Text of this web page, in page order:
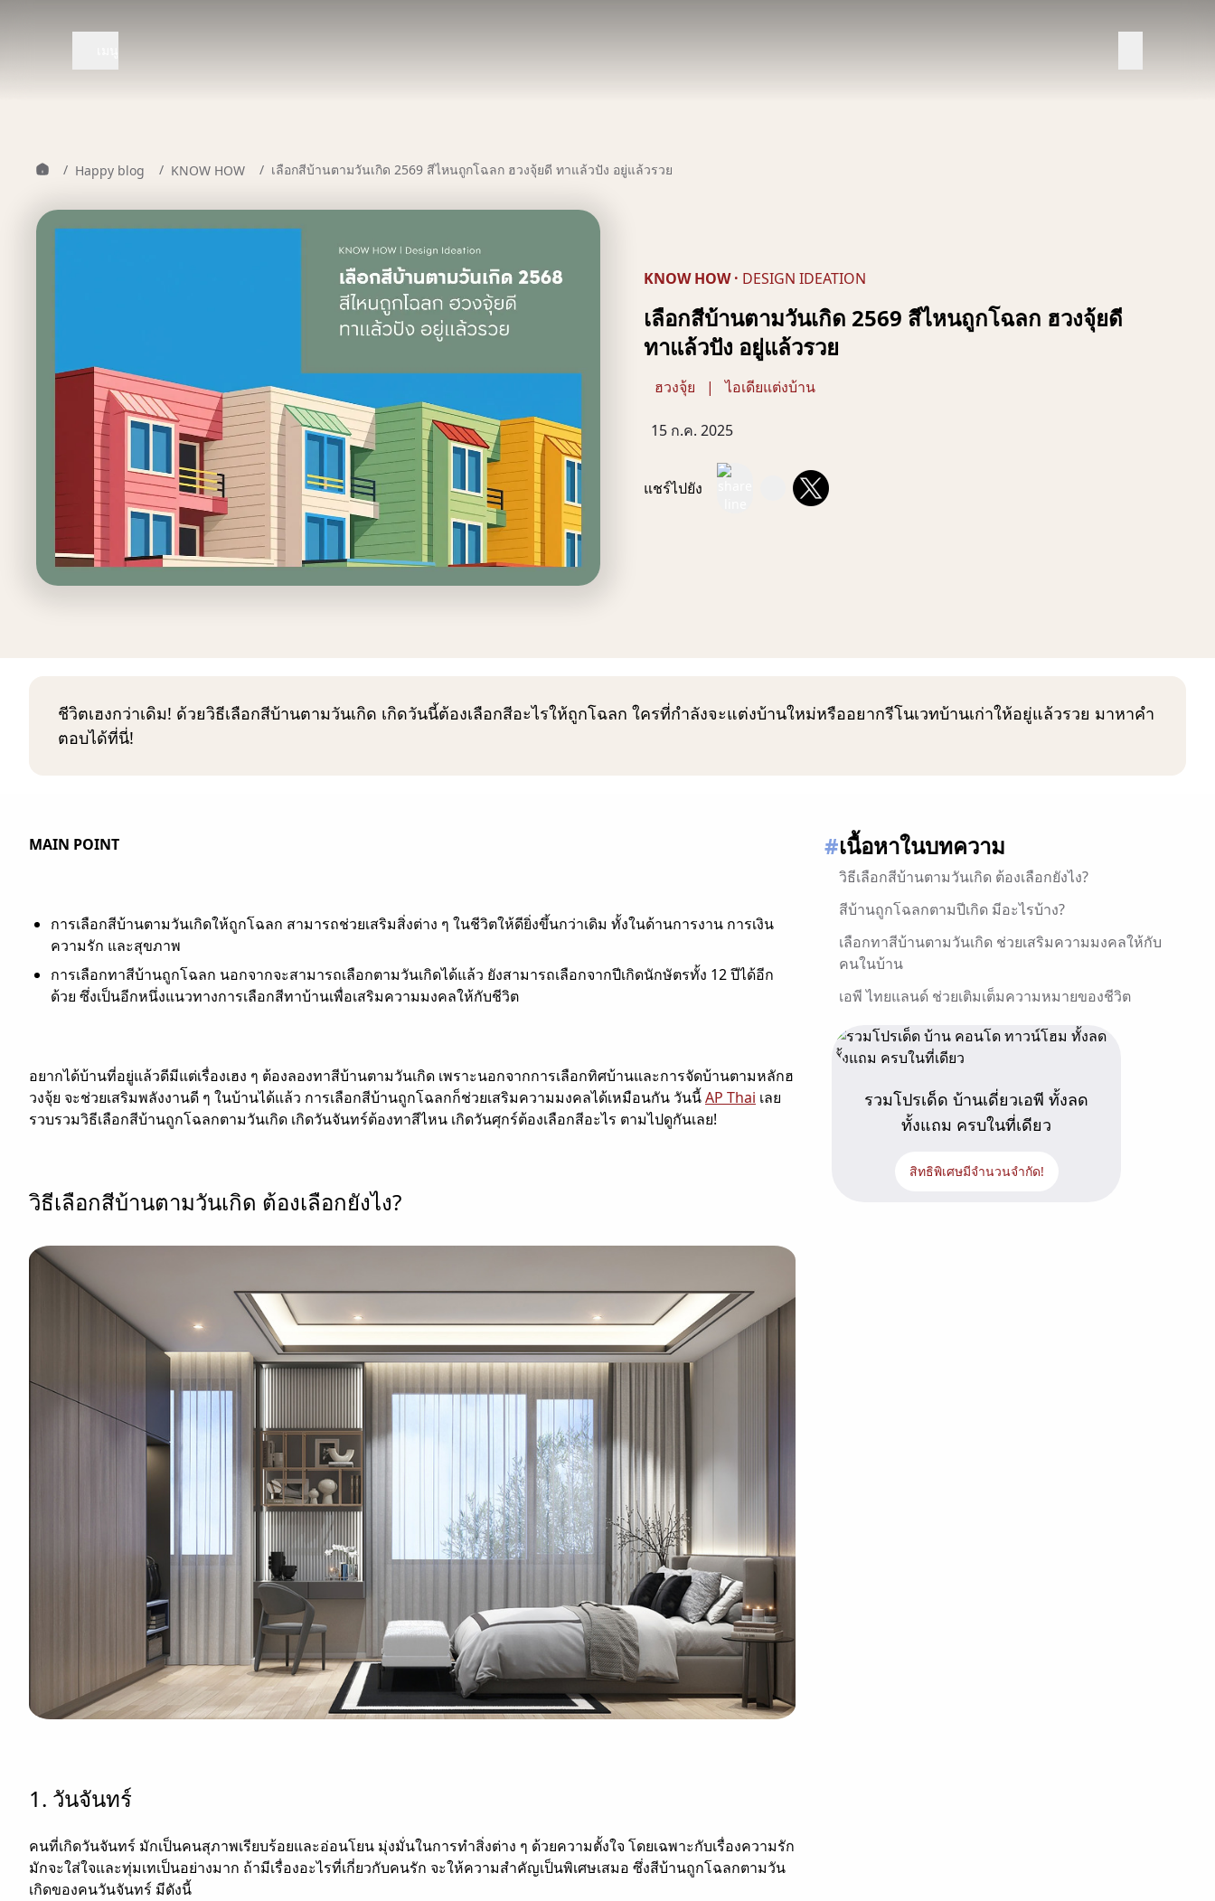
/ Happy blog / KNOW HOW / เลือกสีบ้านตามวันเกิด 2569 สีไหนถูกโฉลก ฮวงจุ้ยดี ทาแล้วปัง อยู่แล้วรวย
KNOW HOW· DESIGN IDEATION
เลือกสีบ้านตามวันเกิด 2569 สีไหนถูกโฉลก ฮวงจุ้ยดี
ทาแล้วปัง อยู่แล้วรวย
ฮวงจุ้ย | ไอเดียแต่งบ้าน
15 ก.ค. 2025
แชร์ไปยัง
ชีวิตเฮงกว่าเดิม! ด้วยวิธีเลือกสีบ้านตามวันเกิด เกิดวันนี้ต้องเลือกสีอะไรให้ถูกโฉลก ใครที่กำลังจะแต่งบ้านใหม่หรืออยากรีโนเวทบ้านเก่าให้อยู่แล้วรวย มาหาคำ
ตอบได้ที่นี่!
#เนื้อหาในบทความ
วิธีเลือกสีบ้านตามวันเกิด ต้องเลือกยังไง?
สีบ้านถูกโฉลกตามปีเกิด มีอะไรบ้าง?
เลือกทาสีบ้านตามวันเกิด ช่วยเสริมความมงคลให้กับ
คนในบ้าน
เอพี ไทยแลนด์ ช่วยเติมเต็มความหมายของชีวิต
รวมโปรเด็ด บ้านเดี่ยวเอพี ทั้งลด
ทั้งแถม ครบในที่เดียว
สิทธิพิเศษมีจำนวนจำกัด!
MAIN POINT
การเลือกสีบ้านตามวันเกิดให้ถูกโฉลก สามารถช่วยเสริมสิ่งต่าง ๆ ในชีวิตให้ดียิ่งขึ้นกว่าเดิม ทั้งในด้านการงาน การเงิน
ความรัก และสุขภาพ
การเลือกทาสีบ้านถูกโฉลก นอกจากจะสามารถเลือกตามวันเกิดได้แล้ว ยังสามารถเลือกจากปีเกิดนักษัตรทั้ง 12 ปีได้อีก
ด้วย ซึ่งเป็นอีกหนึ่งแนวทางการเลือกสีทาบ้านเพื่อเสริมความมงคลให้กับชีวิต
อยากได้บ้านที่อยู่แล้วดีมีแต่เรื่องเฮง ๆ ต้องลองทาสีบ้านตามวันเกิด เพราะนอกจากการเลือกทิศบ้านและการจัดบ้านตามหลักฮ
วงจุ้ย จะช่วยเสริมพลังงานดี ๆ ในบ้านได้แล้ว การเลือกสีบ้านถูกโฉลกก็ช่วยเสริมความมงคลได้เหมือนกัน วันนี้AP Thai เลย
รวบรวมวิธีเลือกสีบ้านถูกโฉลกตามวันเกิด เกิดวันจันทร์ต้องทาสีไหน เกิดวันศุกร์ต้องเลือกสีอะไร ตามไปดูกันเลย!
วิธีเลือกสีบ้านตามวันเกิด ต้องเลือกยังไง?
1. วันจันทร์
คนที่เกิดวันจันทร์ มักเป็นคนสุภาพเรียบร้อยและอ่อนโยน มุ่งมั่นในการทำสิ่งต่าง ๆ ด้วยความตั้งใจ โดยเฉพาะกับเรื่องความรัก
มักจะใส่ใจและทุ่มเทเป็นอย่างมาก ถ้ามีเรื่องอะไรที่เกี่ยวกับคนรัก จะให้ความสำคัญเป็นพิเศษเสมอ ซึ่งสีบ้านถูกโฉลกตามวัน
เกิดของคนวันจันทร์ มีดังนี้